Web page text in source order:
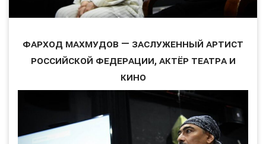
Фарход Махмудов — заслуженный артист
Российской Федерации, актёр театра и
кино